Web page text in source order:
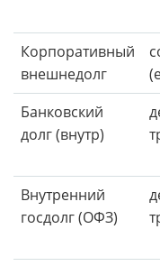
Корпоративный
внешнедолг
Банковский
долг (внутр)
Внутренний
госдолг (ОФЗ)